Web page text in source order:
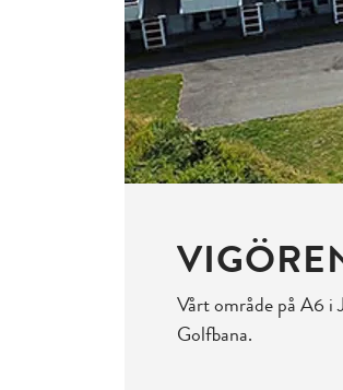
Vårt område på A6 i
Golfbana.